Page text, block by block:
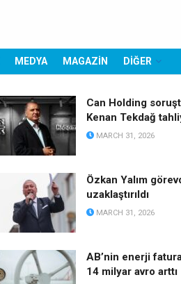
MEDYA MAGAZİN DİĞER
Can Holding
Kenan Tekdağ
MARCH 31, 2026
Özkan Yalım
uzaklaştırıldı
MARCH 31, 2026
AB’nin enerji
14 milyar avro arttı